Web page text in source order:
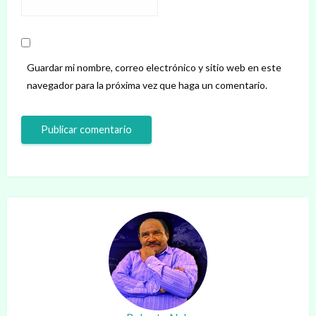
Guardar mi nombre, correo electrónico y sitio web en este
navegador para la próxima vez que haga un comentario.